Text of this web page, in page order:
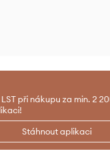
při nákupu za min. 2
Stáhnout aplikaci